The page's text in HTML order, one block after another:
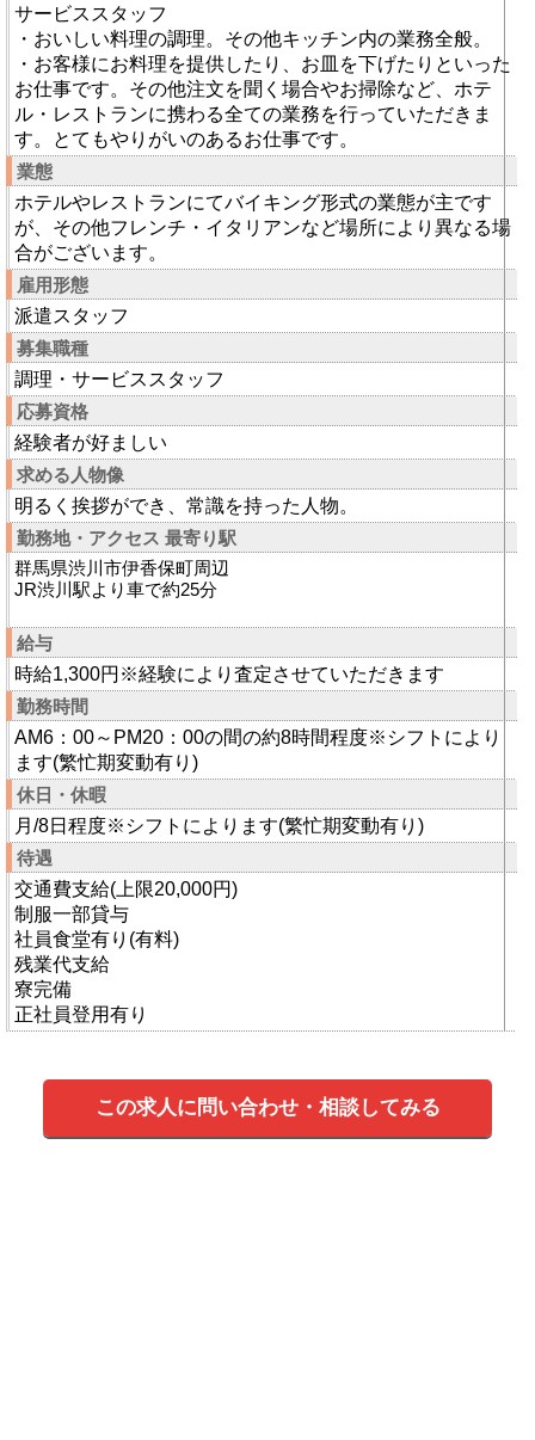
サービススタッフ
・おいしい料理の調理。その他キッチン内の業務全般。
・お客様にお料理を提供したり、お皿を下げたりといった
お仕事です。その他注文を聞く場合やお掃除など、ホテ
ル・レストランに携わる全ての業務を行っていただきま
す。とてもやりがいのあるお仕事です。
業態
ホテルやレストランにてバイキング形式の業態が主です
が、その他フレンチ・イタリアンなど場所により異なる場
合がございます。
雇用形態
派遣スタッフ
募集職種
調理・サービススタッフ
応募資格
経験者が好ましい
求める人物像
明るく挨拶ができ、常識を持った人物。
勤務地・アクセス 最寄り駅
群馬県渋川市伊香保町周辺
JR渋川駅より車で約25分
給与
時給1,300円※経験により査定させていただきます
勤務時間
AM6：00～PM20：00の間の約8時間程度※シフトにより
ます(繁忙期変動有り)
休日・休暇
月/8日程度※シフトによります(繁忙期変動有り)
待遇
交通費支給(上限20,000円)
制服一部貸与
社員食堂有り(有料)
残業代支給
寮完備
正社員登用有り
この求人に問い合わせ・相談してみる